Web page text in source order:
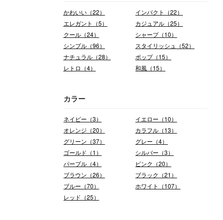
かわいい（22）
インパクト（22）
エレガント（5）
カジュアル（25）
クール（24）
シャープ（10）
シンプル（96）
スタイリッシュ（52）
ナチュラル（28）
ポップ（15）
レトロ（4）
和風（15）
カラー
ネイビー（3）
イエロー（10）
オレンジ（20）
カラフル（13）
グリーン（37）
グレー（4）
ゴールド（1）
シルバー（3）
パープル（4）
ピンク（20）
ブラウン（26）
ブラック（21）
ブルー（70）
ホワイト（107）
レッド（25）